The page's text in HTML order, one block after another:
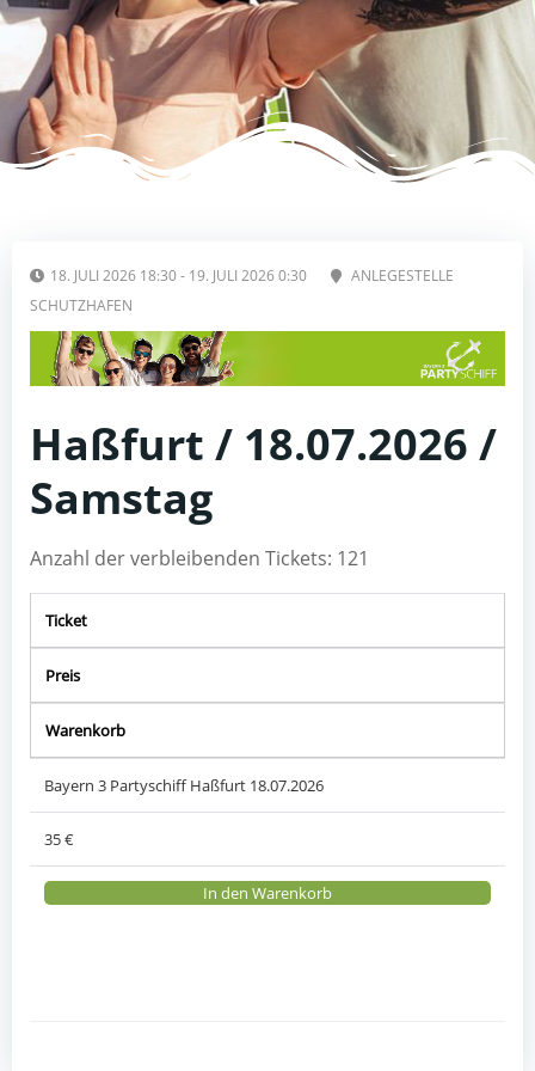
18. JULI 2026 18:30 - 19. JULI 2026 0:30
ANLEGESTELLE
SCHUTZHAFEN
Haßfurt / 18.07.2026 /
Samstag
Anzahl der verbleibenden Tickets: 121
Ticket
Preis
Warenkorb
Bayern 3 Partyschiff Haßfurt 18.07.2026
35 €
In den Warenkorb